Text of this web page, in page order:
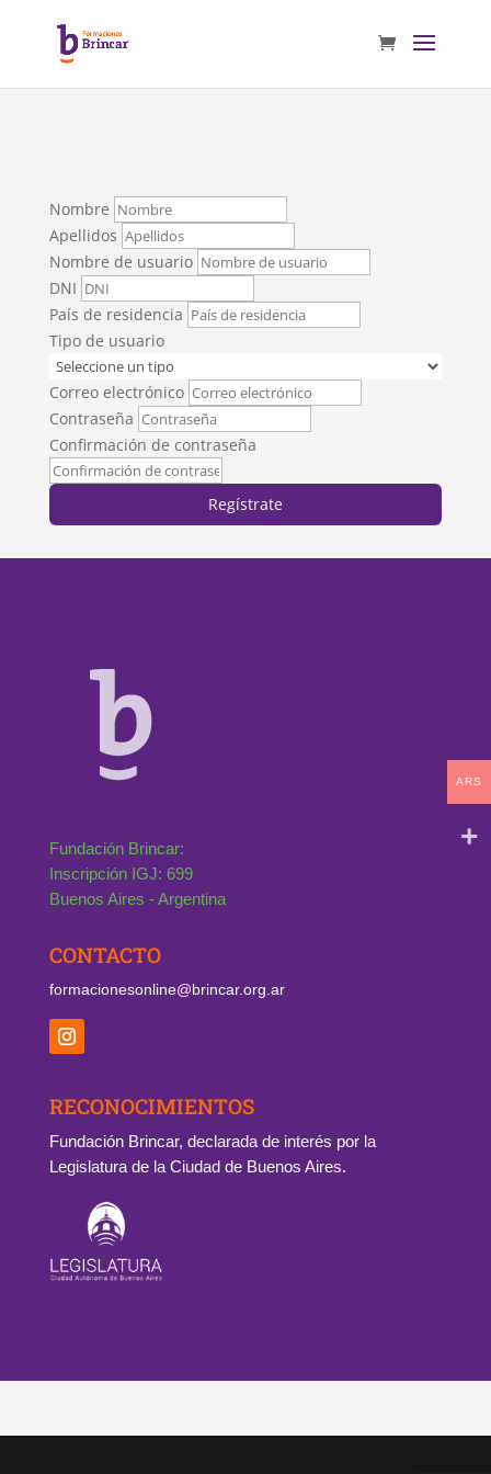
Nombre
Apellidos
Nombre de usuario
DNI
País de residencia
Tipo de usuario
Correo electrónico
Contraseña
Confirmación de contraseña
Regístrate
Fundación Brincar:
Inscripción IGJ: 699
Buenos Aires - Argentina
CONTACTO
formacionesonline@brincar.org.ar
RECONOCIMIENTOS
Fundación Brincar, declarada de interés por la
Legislatura de la Ciudad de Buenos Aires.
ARS